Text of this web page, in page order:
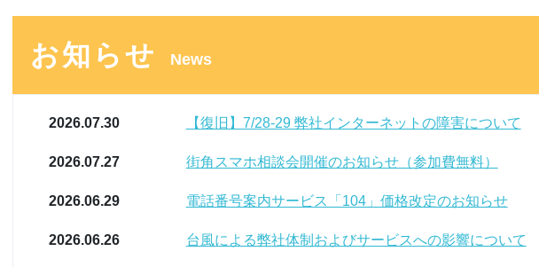
お知らせ News
2026.07.30 【復旧】7/28-29 弊社インターネットの障害について
2026.07.27 街角スマホ相談会開催のお知らせ（参加費無料）
2026.06.29 電話番号案内サービス「104」価格改定のお知らせ
2026.06.26 台風による弊社体制およびサービスへの影響について